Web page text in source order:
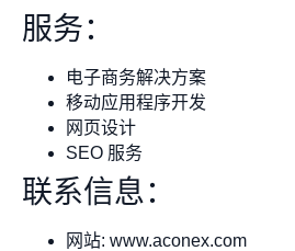
服务：
电子商务解决方案
移动应用程序开发
网页设计
SEO 服务
联系信息：
网站: www.aconex.com